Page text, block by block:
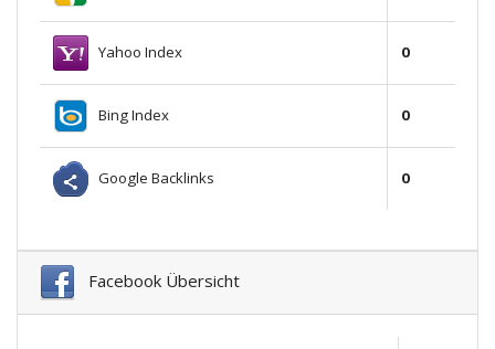
Yahoo Index 0
Bing Index 0
Google Backlinks 0
Facebook Übersicht